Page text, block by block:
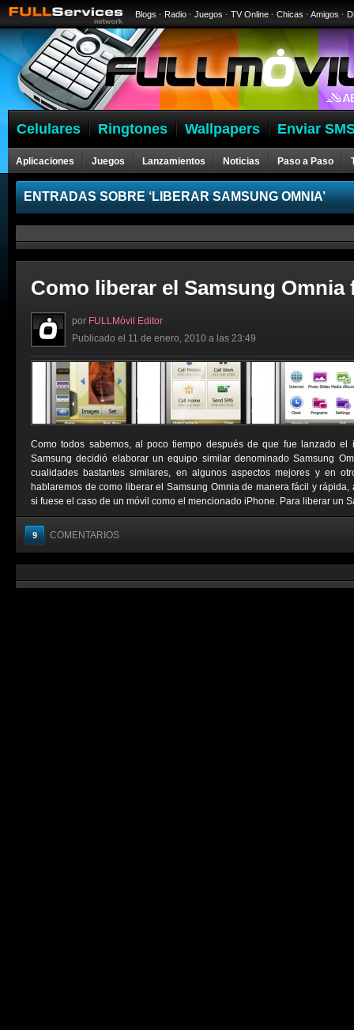
Blogs · Radio · Juegos · TV Online · Chicas · Amigos ·
Celulares Ringtones Wallpapers Enviar
Aplicaciones Juegos Lanzamientos Noticias Paso a Paso
ENTRADAS SOBRE ‘LIBERAR SAMSUNG OMNIA’
Como liberar el Samsung
por FULLMóvil Editor
Publicado el 11 de enero, 2010 a las 23:49
Como todos sabemos, al poco tiempo después de que fue lanzado el
Samsung decidió elaborar un equipo similar denominado Samsung
cualidades bastantes similares, en algunos aspectos mejores y en
hablaremos de como liberar el Samsung Omnia de manera fácil y
si fuese el caso de un móvil como el mencionado iPhone. Para liberar un
9 COMENTARIOS